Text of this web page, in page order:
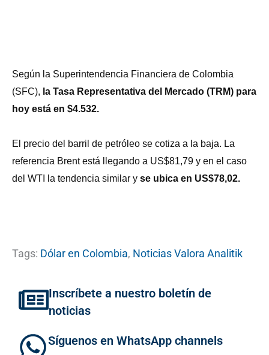
Según la Superintendencia Financiera de Colombia
(SFC), la Tasa Representativa del Mercado (TRM) para
hoy está en $4.532.
El precio del barril de petróleo se cotiza a la baja. La
referencia Brent está llegando a US$81,79 y en el caso
del WTI la tendencia similar y se ubica en US$78,02.
Tags: Dólar en Colombia, Noticias Valora Analitik
Inscríbete a nuestro boletín de
noticias
Síguenos en WhatsApp channels